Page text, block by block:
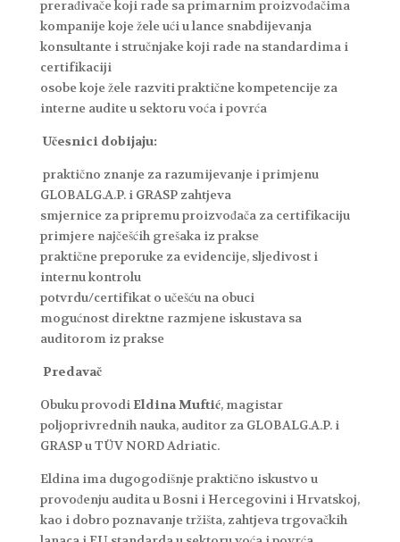
prerađivače koji rade sa primarnim proizvođačima
kompanije koje žele ući u lance snabdijevanja
konsultante i stručnjake koji rade na standardima i
certifikaciji
osobe koje žele razviti praktične kompetencije za
interne audite u sektoru voća i povrća
Učesnici dobijaju:
praktično znanje za razumijevanje i primjenu
GLOBALG.A.P. i GRASP zahtjeva
smjernice za pripremu proizvođača za certifikaciju
primjere najčešćih grešaka iz prakse
praktične preporuke za evidencije, sljedivost i
internu kontrolu
potvrdu/certifikat o učešću na obuci
mogućnost direktne razmjene iskustava sa
auditorom iz prakse
Predavač
Obuku provodiEldina Muftić, magistar
poljoprivrednih nauka, auditor za GLOBALG.A.P. i
GRASP u TÜV NORD Adriatic.
Eldina ima dugogodišnje praktično iskustvo u
provođenju audita u Bosni i Hercegovini i Hrvatskoj,
kao i dobro poznavanje tržišta, zahtjeva trgovačkih